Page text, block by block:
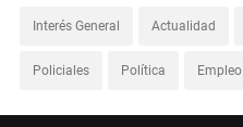
Interés General Actualidad
Policiales Política Empleo